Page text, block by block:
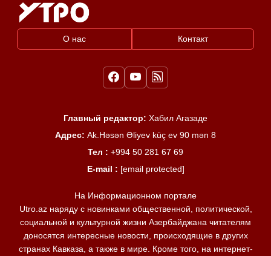
О нас Контакт
Главный редактор: Хабил Агазаде
Адрес: Ak.Həsən Əliyev küç ev 90 mən 8
Тел : +994 50 281 67 69
E-mail : [email protected]
На Информационном портале
Utro.az наряду с новинками общественной, политической,
социальной и культурной жизни Азербайджана читателям
доносятся интересные новости, происходящие в других
странах Кавказа, а также в мире. Кроме того, на интернет-